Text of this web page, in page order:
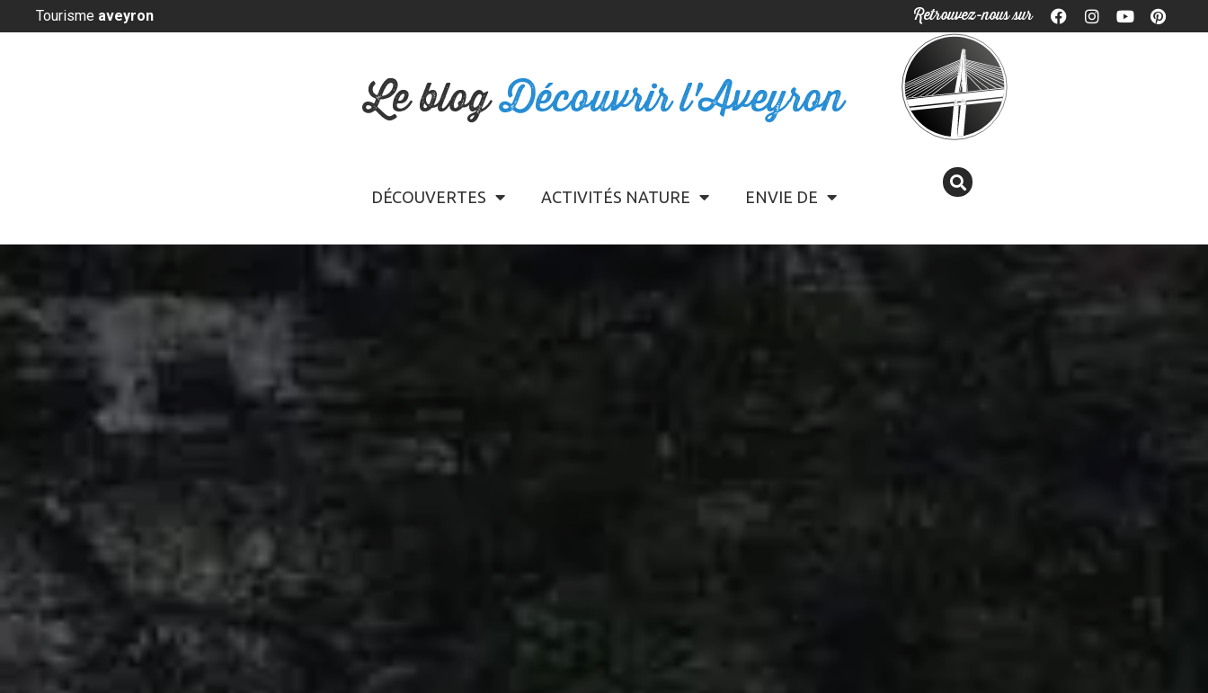
Panneau de gestion des cookies
Tourisme aveyron Retrouvez-nous sur
Le blogDécouvrir l'Aveyron
DÉCOUVERTES ACTIVITÉS NATURE ENVIE DE